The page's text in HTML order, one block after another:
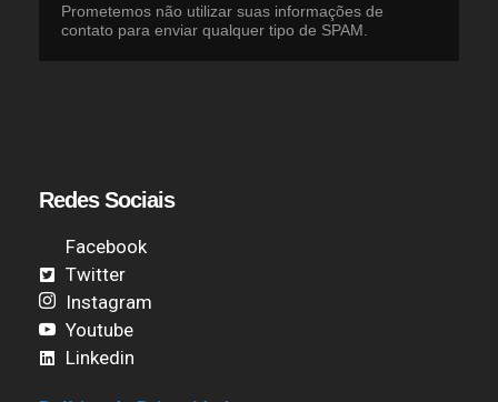
Prometemos não utilizar suas informações de
contato para enviar qualquer tipo de SPAM.
Redes Sociais
Facebook
Twitter
Instagram
Youtube
Linkedin